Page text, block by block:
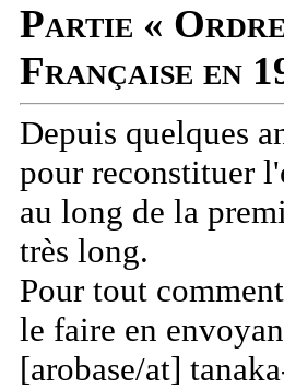
Partie «
Française en
Depuis quelques
pour reconstituer
au long de la
très long.
Pour tout
le faire en
[arobase/at]